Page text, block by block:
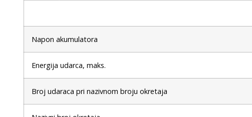
Napon akumulatora
Energija udarca, maks.
Broj udaraca pri nazivnom broju okretaja